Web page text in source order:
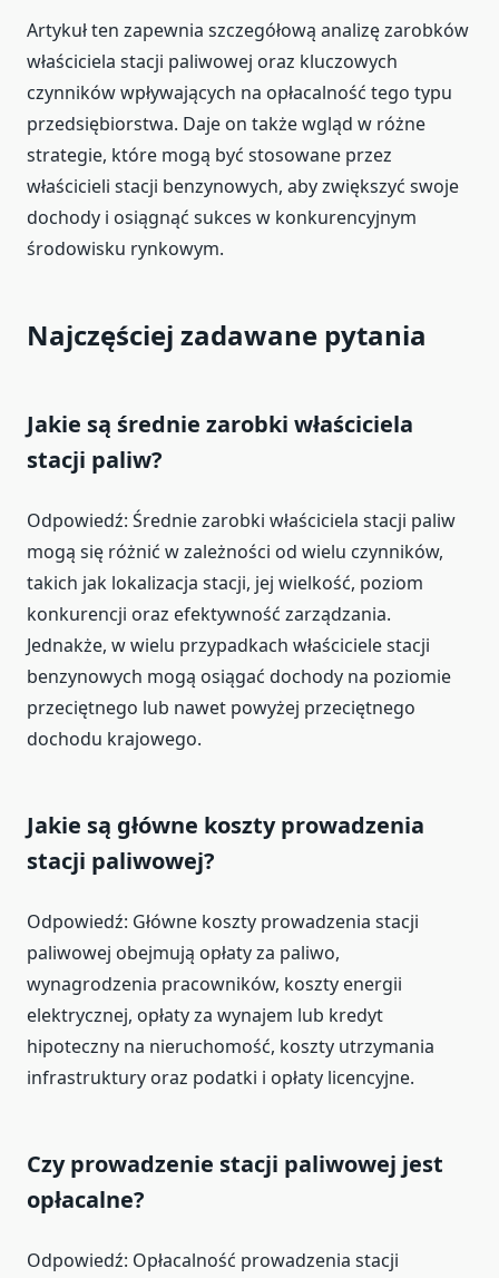
Artykuł ten zapewnia szczegółową analizę zarobków
właściciela stacji paliwowej oraz kluczowych
czynników wpływających na opłacalność tego typu
przedsiębiorstwa. Daje on także wgląd w różne
strategie, które mogą być stosowane przez
właścicieli stacji benzynowych, aby zwiększyć swoje
dochody i osiągnąć sukces w konkurencyjnym
środowisku rynkowym.
Najczęściej zadawane pytania
Jakie są średnie zarobki właściciela
stacji paliw?
Odpowiedź: Średnie zarobki właściciela stacji paliw
mogą się różnić w zależności od wielu czynników,
takich jak lokalizacja stacji, jej wielkość, poziom
konkurencji oraz efektywność zarządzania.
Jednakże, w wielu przypadkach właściciele stacji
benzynowych mogą osiągać dochody na poziomie
przeciętnego lub nawet powyżej przeciętnego
dochodu krajowego.
Jakie są główne koszty prowadzenia
stacji paliwowej?
Odpowiedź: Główne koszty prowadzenia stacji
paliwowej obejmują opłaty za paliwo,
wynagrodzenia pracowników, koszty energii
elektrycznej, opłaty za wynajem lub kredyt
hipoteczny na nieruchomość, koszty utrzymania
infrastruktury oraz podatki i opłaty licencyjne.
Czy prowadzenie stacji paliwowej jest
opłacalne?
Odpowiedź: Opłacalność prowadzenia stacji